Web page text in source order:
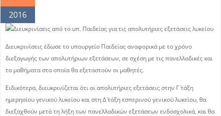
2016
Διευκρινίσεις έδωσε το υπουργείο Παιδείας αναφορικά με το χρόνο
διεξαγωγής των απολυτήριων εξετάσεων, σε σχέση με τις πανελλαδικές και
τα μαθήματα στα οποία θα εξεταστούν οι μαθητές.
Ειδικότερα, διευκρινίζεται ότι οι απολυτήριες εξετάσεις στην Γ΄ τάξη
ημερησίου γενικού λυκείου και στη Δ΄ τάξη εσπερινού γενικού λυκείου, θα
διεξαχθούν μετά τη λήξη των πανελλαδικών εξετάσεων ενδοσχολικά, και θα